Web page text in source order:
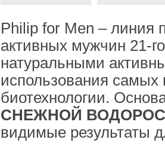
Philip for Men – линия
активных мужчин 21-
натуральными
использования
биотехнологии.
СНЕЖНОЙ
видимые результаты